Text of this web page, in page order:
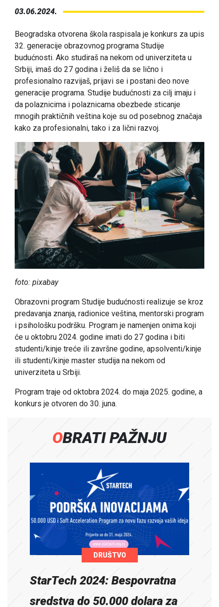
03.06.2024.
Beogradska otvorena škola raspisala je konkurs za upis
32. generacije obrazovnog programa Studije
budućnosti. Ako studiraš na nekom od univerziteta u
Srbiji, imaš do 27 godina i želiš da se lično i
profesionalno razvijaš, prijavi se i postani deo nove
generacije programa. Studije budućnosti za cilj imaju i
da polaznicima i polaznicama obezbede sticanje
mnogih praktičnih veština koje su od posebnog značaja
kako za profesionalni, tako i za lični razvoj.
foto: pixabay
Obrazovni program Studije budućnosti realizuje se kroz
predavanja znanja, radionice veština, mentorski program
i psihološku podršku. Program je namenjen onima koji
će u oktobru 2024. godine imati do 27 godina i biti
studenti/kinje treće ili završne godine, apsolventi/kinje
ili studenti/kinje master studija na nekom od
univerziteta u Srbiji.
Program traje od oktobra 2024. do maja 2025. godine, a
konkurs je otvoren do 30. juna.
OBRATI PAŽNJU
DRUŠTVO
StarTech 2024: Bespovratna
sredstva do 50.000 dolara za